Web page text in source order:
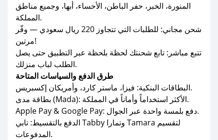
المنورة، الخبر، حفر الباطن، الأحساء، أبها، وجميع مناطق
المملكة.
شحن مجاني: للطلبات التي تتجاوز 220 ريال سعودي — وفّر
مرتين!
تتبع مباشر: تابع شحنتك لحظة بلحظة عبر التطبيق حتى يصل
الطلب لباب منزلك.
طرق الدفع والسياسات المتاحة
البطاقات البنكية: فيزا، ماستر كارد، وأمريكان إكسبريس.
بطاقة مدى (Mada): الأكثر استخداماً وأماناً في المملكة.
Apple Pay & Google Pay: دفع بلمسة واحدة عبر الجوال.
الدفع بالتقسيط: تابي Tabby وتمارا Tamara لتقسيم
المدفوعات.